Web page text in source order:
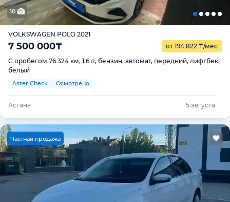
10
VOLKSWAGEN POLO 2021
7 500 000₸ от 194 822 ₸/мес
С пробегом 76 324 км, 1.6 л, бензин, автомат, передний, лифтбек,
белый
Aster Check Осмотрено
Астана 5 августа
Частная продажа